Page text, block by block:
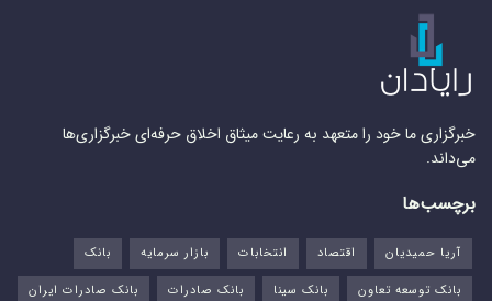
خبرگزاری ما خود را متعهد به رعایت میثاق اخلاق حرفه‌ای خبرگزاری‌ها
می‌داند.
برچسب‌ها
آریا حمیدیان اقتصاد انتخابات بازار سرمایه
بانک
بانک توسعه تعاون
بانک سینا بانک صادرات
بانک صادرات ایران